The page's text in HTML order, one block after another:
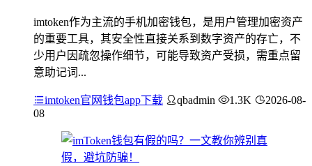
imtoken作为主流的手机加密钱包，是用户管理加密资产
的重要工具，其安全性直接关系到数字资产的存亡，不
少用户因疏忽操作细节，可能导致资产受损，需重点留
意助记词...
imtoken官网钱包app下载 qbadmin 1.3K
2026-08-
08